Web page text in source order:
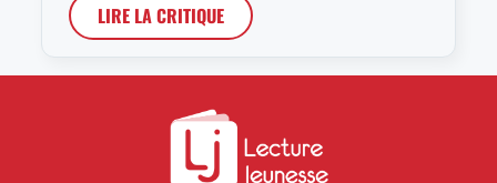
LIRE LA CRITIQUE